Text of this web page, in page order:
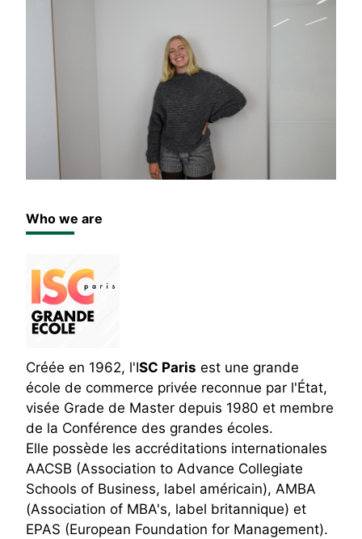
Who we are
Créée en 1962, l'ISC Paris est une grande
école de commerce privée reconnue par l'État,
visée Grade de Master depuis 1980 et membre
de la Conférence des grandes écoles.
Elle possède les accréditations internationales
AACSB (Association to Advance Collegiate
Schools of Business, label américain), AMBA
(Association of MBA's, label britannique) et
EPAS (European Foundation for Management).